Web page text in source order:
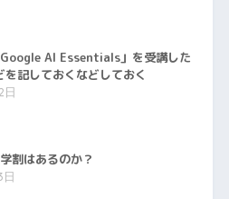
AI Essentials」を受講した
を記しておくなどしておく
日
割はあるのか？